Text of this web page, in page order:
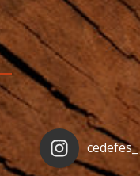
cedefes_